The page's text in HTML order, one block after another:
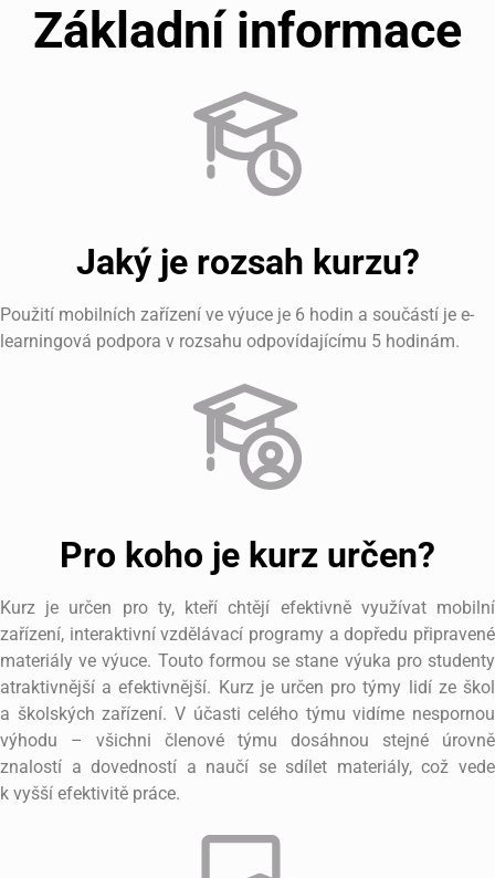
Základní informace
Jaký je rozsah kurzu?
Použití mobilních zařízení ve výuce je 6 hodin a součástí je e-
learningová podpora v rozsahu odpovídajícímu 5 hodinám.
Pro koho je kurz určen?
Kurz je určen pro ty, kteří chtějí efektivně využívat mobilní
zařízení, interaktivní vzdělávací programy a dopředu připravené
materiály ve výuce. Touto formou se stane výuka pro studenty
atraktivnější a efektivnější. Kurz je určen pro týmy lidí ze škol
a školských zařízení. V účasti celého týmu vidíme nespornou
výhodu – všichni členové týmu dosáhnou stejné úrovně
znalostí a dovedností a naučí se sdílet materiály, což vede
k vyšší efektivitě práce.